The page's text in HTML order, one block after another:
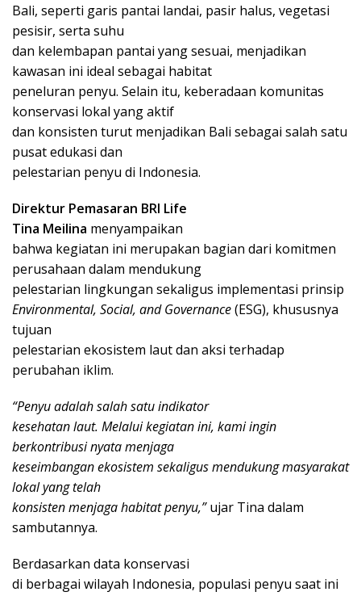
Bali, seperti garis pantai landai, pasir halus, vegetasi
pesisir, serta suhu
dan kelembapan pantai yang sesuai, menjadikan
kawasan ini ideal sebagai habitat
peneluran penyu. Selain itu, keberadaan komunitas
konservasi lokal yang aktif
dan konsisten turut menjadikan Bali sebagai salah satu
pusat edukasi dan
pelestarian penyu di Indonesia.
Direktur Pemasaran BRI Life
Tina Meilina menyampaikan
bahwa kegiatan ini merupakan bagian dari komitmen
perusahaan dalam mendukung
pelestarian lingkungan sekaligus implementasi prinsip
Environmental, Social, and Governance(ESG), khususnya
tujuan
pelestarian ekosistem laut dan aksi terhadap
perubahan iklim.
“Penyu adalah salah satu indikator
kesehatan laut. Melalui kegiatan ini, kami ingin
berkontribusi nyata menjaga
keseimbangan ekosistem sekaligus mendukung masyarakat
lokal yang telah
konsisten menjaga habitat penyu,”ujar Tina dalam
sambutannya.
Berdasarkan data konservasi
di berbagai wilayah Indonesia, populasi penyu saat ini